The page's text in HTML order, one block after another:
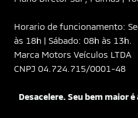
Horario de funcionamento:
às 18h | Sábado: 08h às 13h.
Marca Motors Veículos LTDA
CNPJ 04.724.715/0001-48
Desacelere. Seu bem maior é